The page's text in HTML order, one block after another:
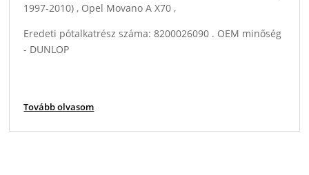
1997-2010) , Opel Movano A X70 ,
Eredeti pótalkatrész száma: 8200026090 . OEM minőség
- DUNLOP
Tovább olvasom